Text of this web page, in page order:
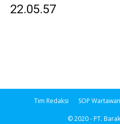
22.05.57
Tim Redaksi SOP Wartawan
© 2020 - PT.